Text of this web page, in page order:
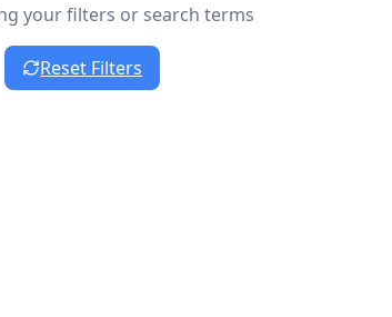
your filters or search terms
Reset Filters